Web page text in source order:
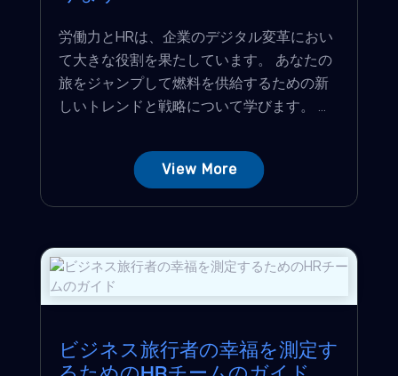
労働力とHRは、企業のデジタル変革におい
て大きな役割を果たしています。 あなたの
旅をジャンプして燃料を供給するための新
しいトレンドと戦略について学びます。 ...
View More
ビジネス旅行者の幸福を測定す